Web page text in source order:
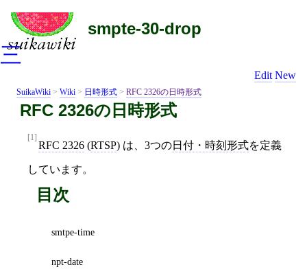
smpte-30-drop
Edit New
SuikaWiki > Wiki > 日時形式 > RFC 2326の日時形式
RFC 2326の日時形式
[1]
RFC 2326 (RTSP) は、3つの日付・時刻形式を定義
しています。
目次
smtpe-time
npt-date
三